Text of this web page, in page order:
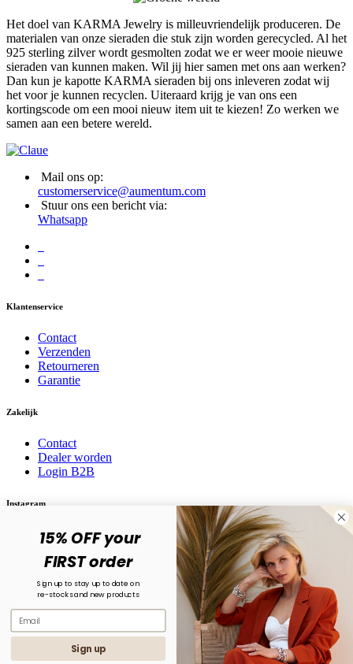
Het doel van KARMA Jewelry is milleuvriendelijk produceren. De
materialen van onze sieraden die stuk zijn worden gerecycled. Al het
925 sterling zilver wordt gesmolten zodat we er weer mooie nieuwe
sieraden van kunnen maken. Wil jij hier samen met ons aan werken?
Dan kun je kapotte KARMA sieraden bij ons inleveren zodat wij
het voor je kunnen recyclen. Uiteraard krijg je van ons een
kortingscode om een mooi nieuw item uit te kiezen! Zo werken we
samen aan een betere wereld.
Mail ons op:
customerservice@aumentum.com
Stuur ons een bericht via:
Whatsapp
Klantenservice
Contact
Verzenden
Retourneren
Garantie
Zakelijk
Contact
Dealer worden
Login B2B
Instagram
Volg ons op social media! @karma.jewelry
15% OFF your
FIRST order
Sign up to stay up to date on
re-stocks and new products
Sign up